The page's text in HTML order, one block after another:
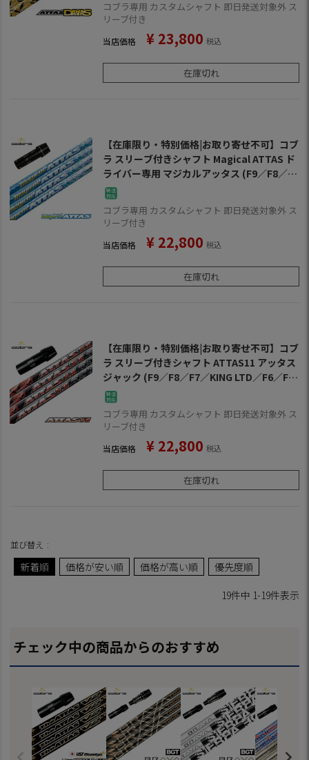
コブラ専用 カスタムシャフト 即日発送対象外 ス
リーブ付き
当店価格 ¥ 23,800 税込
在庫切れ
【在庫限り・特別価格|お取り寄せ不可】コブ
ラ スリーブ付きシャフト Magical ATTAS ド
ライバー専用 マジカルアッタス (F9／F8／F7
／KING LTD／F6／FLY-Z／BIO CELL)
コブラ専用 カスタムシャフト 即日発送対象外 ス
リーブ付き
当店価格 ¥ 22,800 税込
在庫切れ
【在庫限り・特別価格|お取り寄せ不可】コブ
ラ スリーブ付きシャフト ATTAS11 アッタス
ジャック (F9／F8／F7／KING LTD／F6／FLY
-Z／BIO CELL)
コブラ専用 カスタムシャフト 即日発送対象外 ス
リーブ付き
当店価格 ¥ 22,800 税込
在庫切れ
並び替え
新着順 価格が安い順 価格が高い順 優先度順
19件中 1-19件表示
チェック中の商品からのおすすめ